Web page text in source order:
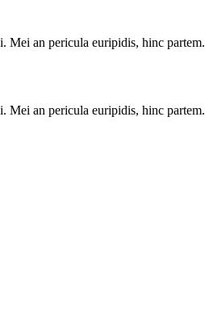
Mei an pericula euripidis, hinc partem.
Mei an pericula euripidis, hinc partem.